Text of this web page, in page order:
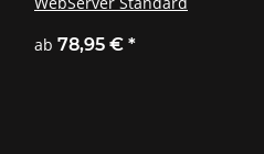
ab 78,95 € *